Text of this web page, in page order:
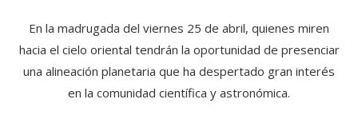
En la madrugada del viernes 25 de abril, quienes miren
hacia el cielo oriental tendrán la oportunidad de presenciar
una alineación planetaria que ha despertado gran interés
en la comunidad científica y astronómica.